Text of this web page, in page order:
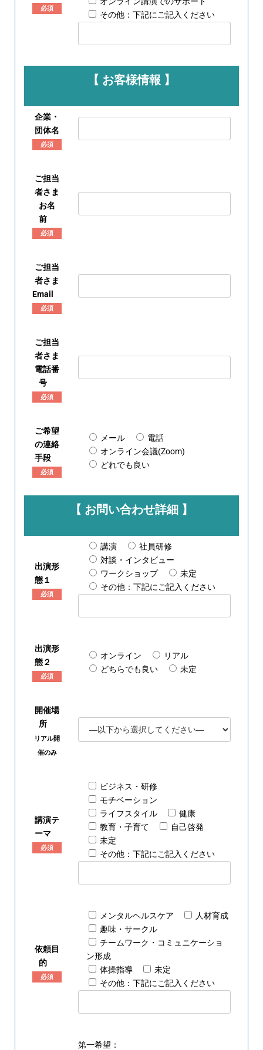
必須
その他：下記にご記入ください
【 お客様情報 】
企業・
団体名
必須
ご担当
者さま
お名
前
必須
ご担当
者さま
Email
必須
ご担当
者さま
電話番
号
必須
ご希望
の連絡
手段
必須
メール
電話
オンライン会議(Zoom)
どれでも良い
【 お問い合わせ詳細 】
出演形
態１
必須
講演
社員研修
対談・インタビュー
ワークショップ
未定
その他：下記にご記入ください
出演形
態２
必須
オンライン
リアル
どちらでも良い
未定
開催場
所
リアル開
催のみ
講演テ
ーマ
必須
ビジネス・研修
モチベーション
ライフスタイル
健康
教育・子育て
自己啓発
未定
その他：下記にご記入ください
依頼目
的
必須
メンタルヘルスケア
人材育成
趣味・サークル
チームワーク・コミュニケーショ
ン形成
体操指導
未定
その他：下記にご記入ください
第一希望：